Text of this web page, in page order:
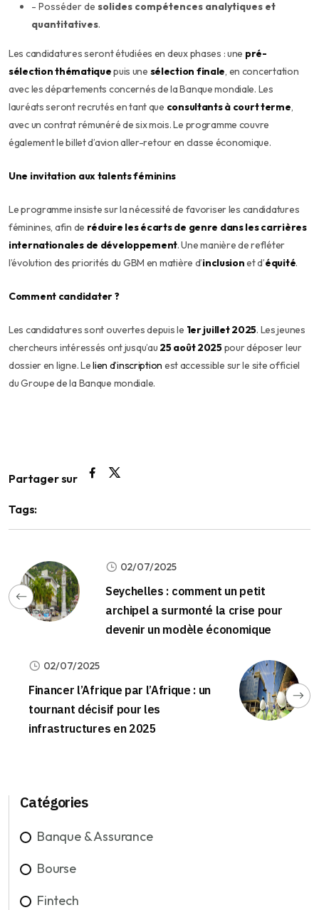
- Posséder de solides compétences analytiques et
quantitatives.
Les candidatures seront étudiées en deux phases : une pré-
sélection thématiquepuis une sélection finale, en concertation
avec les départements concernés de la Banque mondiale. Les
lauréats seront recrutés en tant que consultants à court terme,
avec un contrat rémunéré de six mois. Le programme couvre
également le billet d’avion aller-retour en classe économique.
Une invitation aux talents féminins
Le programme insiste sur la nécessité de favoriser les candidatures
féminines, afin de réduire les écarts de genre dans les carrières
internationales de développement. Une manière de refléter
l’évolution des priorités du GBM en matière d’inclusionet d’équité.
Comment candidater ?
Les candidatures sont ouvertes depuis le 1er juillet 2025. Les jeunes
chercheurs intéressés ont jusqu’au 25 août 2025pour déposer leur
dossier en ligne. Lelien d’inscription est accessible sur le site officiel
du Groupe de la Banque mondiale.
Partager sur
Tags:
02/07/2025
Seychelles : comment un petit
archipel a surmonté la crise pour
devenir un modèle économique
02/07/2025
Financer l’Afrique par l’Afrique : un
tournant décisif pour les
infrastructures en 2025
Catégories
Banque & Assurance
Bourse
Fintech